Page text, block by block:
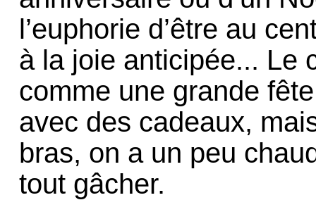
l’euphorie d’être au
à la joie anticipée... Le
comme une grande
avec des cadeaux,
bras, on a un peu
tout gâcher.